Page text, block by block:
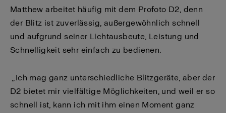
Matthew arbeitet häufig mit dem Profoto D2, denn
der Blitz ist zuverlässig, außergewöhnlich schnell
und aufgrund seiner Lichtausbeute, Leistung und
Schnelligkeit sehr einfach zu bedienen.
„Ich mag ganz unterschiedliche Blitzgeräte, aber der
D2 bietet mir vielfältige Möglichkeiten, und weil er so
schnell ist, kann ich mit ihm einen Moment ganz